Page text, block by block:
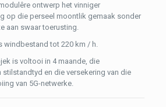
ontwerp het vinniger
op die perseel moontlik gemaak sonder
aan swaar toerusting.
windbestand tot 220 km / h.
is voltooi in 4 maande, die
stilstandtyd en die versekering van die
van 5G-netwerke.